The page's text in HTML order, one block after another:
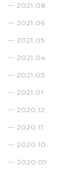
2021.08
2021.06
2021.05
2021.04
2021.03
2021.01
2020.12
2020.11
2020.10
2020.09